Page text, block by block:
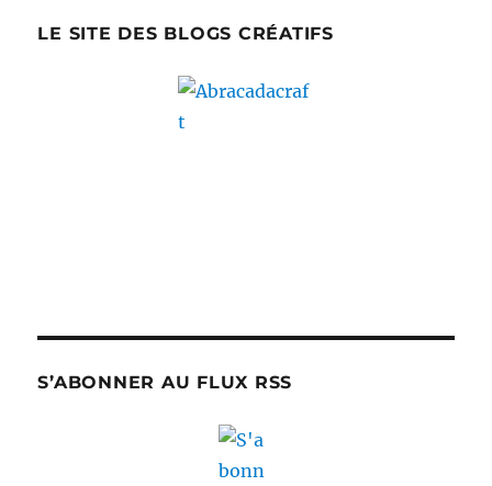
LE SITE DES BLOGS CRÉATIFS
S’ABONNER AU FLUX RSS